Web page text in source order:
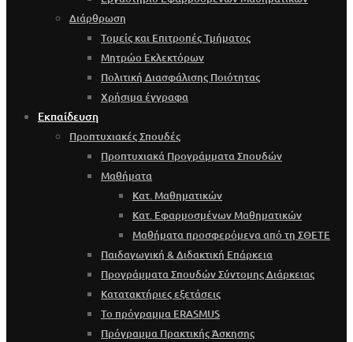
Διάρθρωση
Τομείς και Επιτροπές Τμήματος
Μητρώο Εκλεκτόρων
Πολιτική Διασφάλισης Ποιότητας
Χρήσιμα έγγραφα
Εκπαίδευση
Προπτυχιακές Σπουδές
Προπτυχιακά Προγράμματα Σπουδών
Μαθήματα
Κατ. Μαθηματικών
Κατ. Εφαρμοσμένων Μαθηματικών
Μαθήματα προσφερόμενα από τη ΣΘΕΤΕ
Παιδαγωγική & Διδακτική Επάρκεια
Προγράμματα Σπουδών Σύντομης Διάρκειας
Κατατακτήριες εξετάσεις
Το πρόγραμμα ERASMUS
Πρόγραμμα Πρακτικής Άσκησης